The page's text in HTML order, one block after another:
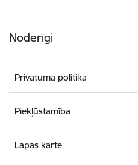
Noderīgi
Privātuma politika
Piekļūstamība
Lapas karte